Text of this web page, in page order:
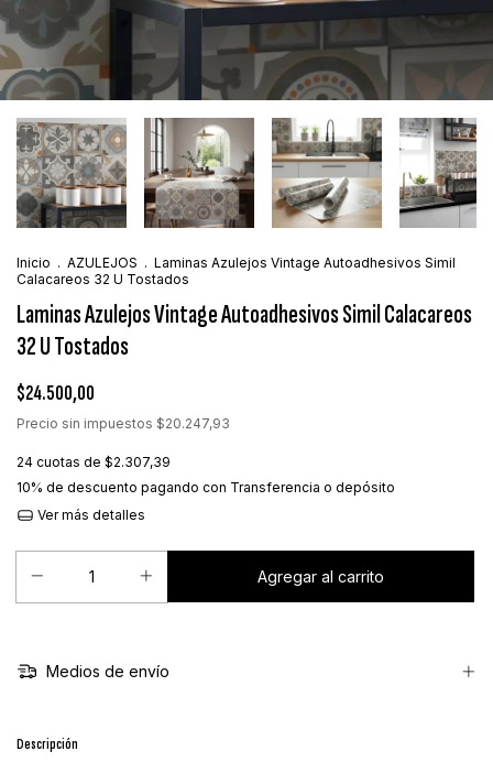
Inicio . AZULEJOS . Laminas Azulejos Vintage Autoadhesivos Simil
Calacareos 32 U Tostados
Laminas Azulejos Vintage Autoadhesivos Simil Calacareos
32 U Tostados
$24.500,00
Precio sin impuestos $20.247,93
24 cuotas de $2.307,39
10% de descuento pagando con Transferencia o depósito
Ver más detalles
Medios de envío
Descripción